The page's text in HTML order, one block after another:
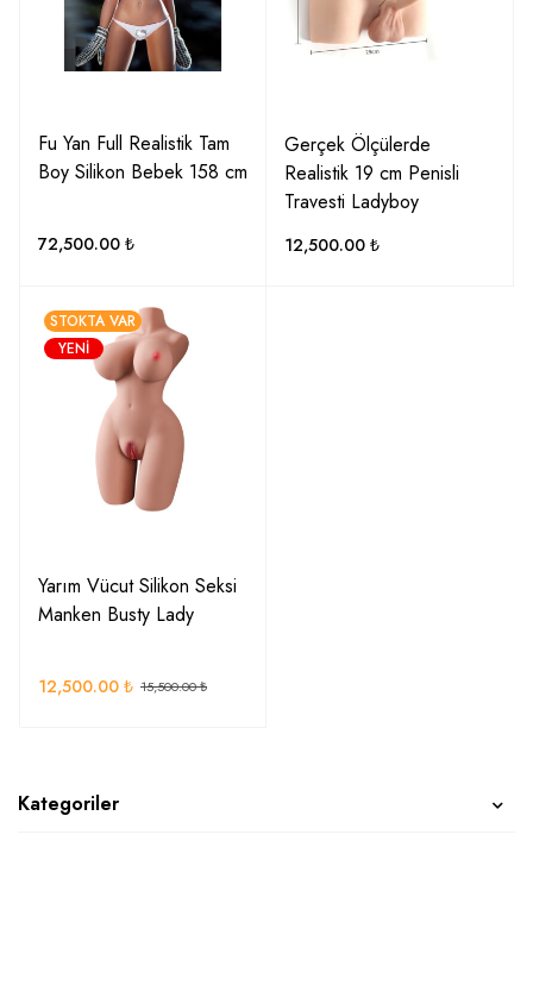
Kategoriler
Fu Yan Full Realistik Tam
Boy Silikon Bebek 158 cm
72,500.00 ₺
Gerçek Ölçülerde
Realistik 19 cm Penisli
Travesti Ladyboy
12,500.00 ₺
STOKTA VAR
YENI
Yarım Vücut Silikon Seksi
Manken Busty Lady
15,500.00₺
12,500.00 ₺